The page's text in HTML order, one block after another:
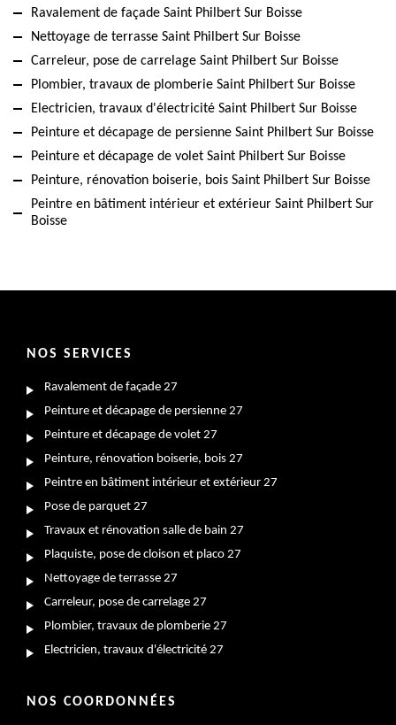
Ravalement de façade Saint Philbert Sur Boisse
Nettoyage de terrasse Saint Philbert Sur Boisse
Carreleur, pose de carrelage Saint Philbert Sur Boisse
Plombier, travaux de plomberie Saint Philbert Sur Boisse
Electricien, travaux d'électricité Saint Philbert Sur Boisse
Peinture et décapage de persienne Saint Philbert Sur Boisse
Peinture et décapage de volet Saint Philbert Sur Boisse
Peinture, rénovation boiserie, bois Saint Philbert Sur Boisse
Peintre en bâtiment intérieur et extérieur Saint Philbert Sur
Boisse
NOS SERVICES
Ravalement de façade 27
Peinture et décapage de persienne 27
Peinture et décapage de volet 27
Peinture, rénovation boiserie, bois 27
Peintre en bâtiment intérieur et extérieur 27
Pose de parquet 27
Travaux et rénovation salle de bain 27
Plaquiste, pose de cloison et placo 27
Nettoyage de terrasse 27
Carreleur, pose de carrelage 27
Plombier, travaux de plomberie 27
Electricien, travaux d'électricité 27
NOS COORDONNÉES